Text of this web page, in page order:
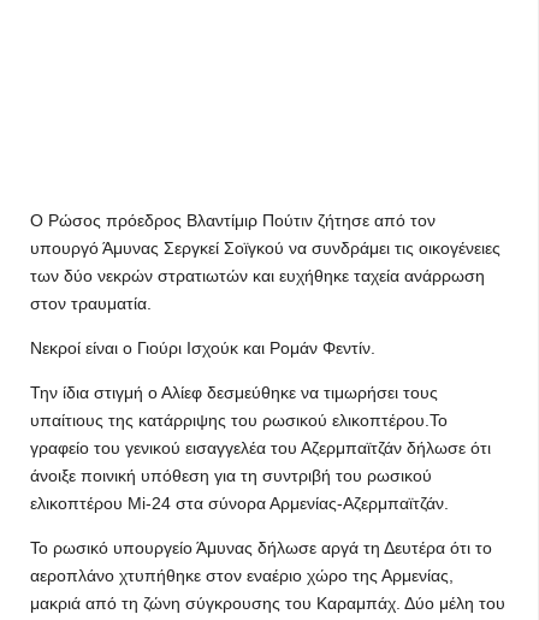
Ο Ρώσος πρόεδρος Βλαντίμιρ Πούτιν ζήτησε από τον
υπουργό Άμυνας Σεργκεί Σοϊγκού να συνδράμει τις οικογένειες
των δύο νεκρών στρατιωτών και ευχήθηκε ταχεία ανάρρωση
στον τραυματία.
Νεκροί είναι ο Γιούρι Ισχούκ και Ρομάν Φεντίν.
Την ίδια στιγμή ο Αλίεφ δεσμεύθηκε να τιμωρήσει τους
υπαίτιους της κατάρριψης του ρωσικού ελικοπτέρου.Το
γραφείο του γενικού εισαγγελέα του Αζερμπαϊτζάν δήλωσε ότι
άνοιξε ποινική υπόθεση για τη συντριβή του ρωσικού
ελικοπτέρου Mi-24 στα σύνορα Αρμενίας-Αζερμπαϊτζάν.
Το ρωσικό υπουργείο Άμυνας δήλωσε αργά τη Δευτέρα ότι το
αεροπλάνο χτυπήθηκε στον εναέριο χώρο της Αρμενίας,
μακριά από τη ζώνη σύγκρουσης του Καραμπάχ. Δύο μέλη του